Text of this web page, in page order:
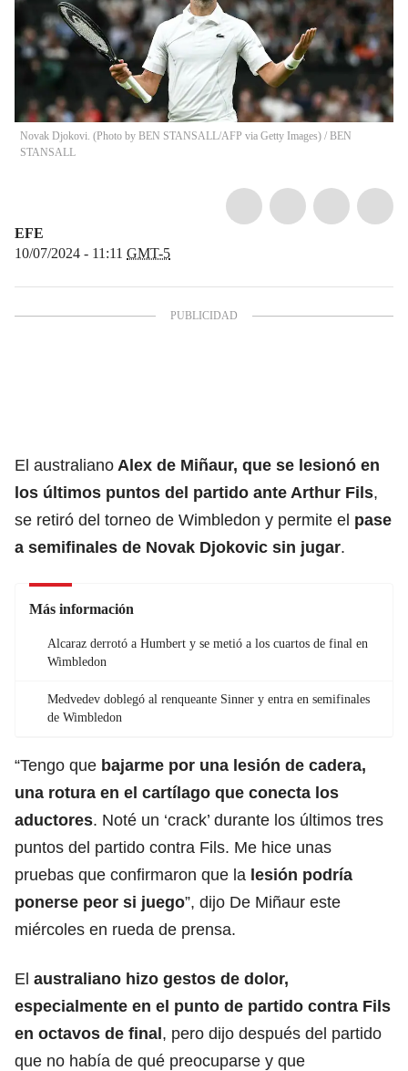
Novak Djokovi. (Photo by BEN STANSALL/AFP via Getty Images) / BEN
STANSALL
EFE
10/07/2024 - 11:11 GMT-5
El australiano Alex de Miñaur, que se lesionó en
los últimos puntos del partido ante Arthur Fils,
se retiró del torneo de Wimbledon y permite el pase
a semifinales de Novak Djokovic sin jugar.
Más información
Alcaraz derrotó a Humbert y se metió a los cuartos de final en
Wimbledon
Medvedev doblegó al renqueante Sinner y entra en semifinales
de Wimbledon
“Tengo que bajarme por una lesión de cadera,
una rotura en el cartílago que conecta los
aductores. Noté un ‘crack’ durante los últimos tres
puntos del partido contra Fils. Me hice unas
pruebas que confirmaron que la lesión podría
ponerse peor si juego”, dijo De Miñaur este
miércoles en rueda de prensa.
El australiano hizo gestos de dolor,
especialmente en el punto de partido contra Fils
en octavos de final, pero dijo después del partido
que no había de qué preocuparse y que